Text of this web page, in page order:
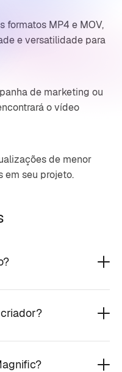
formatos MP4 e MOV,
e versatilidade para
de marketing ou
o vídeo
de menor
em seu projeto.